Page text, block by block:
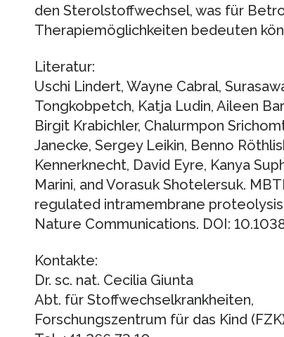
den Sterolstoffwechsel, was für
Therapiemöglichkeiten bedeuten
Literatur:
Uschi Lindert, Wayne Cabral,
Tongkobpetch, Katja Ludin, Aileen
Birgit Krabichler, Chalurmpon
Janecke, Sergey Leikin, Benno
Kennerknecht, David Eyre, Kanya
Marini, and Vorasuk Shotelersuk.
regulated intramembrane
Nature Communications. DOI:
Kontakte:
Dr. sc. nat. Cecilia Giunta
Abt. für Stoffwechselkrankheiten,
Forschungszentrum für das Kind